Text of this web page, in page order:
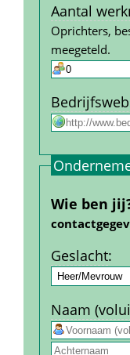
Aantal
Oprichters,
meegeteld.
Wie ben
Geslacht:
Naam